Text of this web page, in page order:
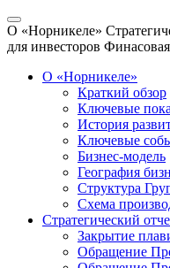
О «Норникеле»
для инвесторов
О «Норникеле»
Краткий обзор
Ключевые
История
Ключевые
Бизнес-модель
География
Структура
Схема
Стратегический
Закрытие
Обращение